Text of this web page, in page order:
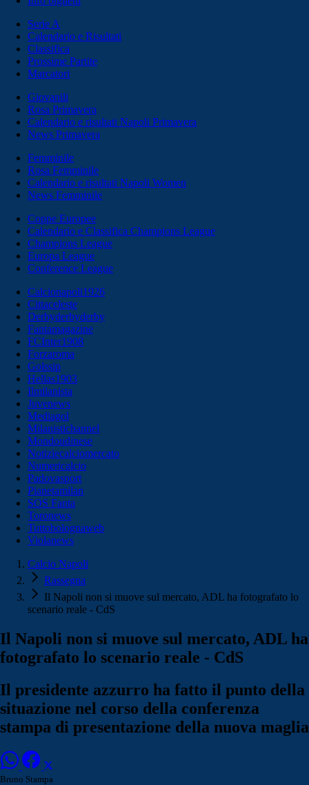
Serie A
Calendario e Risultati
Classifica
Prossime Partite
Marcatori
Giovanili
Rosa Primavera
Calendario e risultati Napoli Primavera
News Primavera
Femminile
Rosa Femminile
Calendario e risultati Napoli Women
News Femminile
Coppe Europee
Calendario e Classifica Champions League
Champions League
Europa League
Conference League
Calcionapoli1926
Cittaceleste
Derbyderbyderby
Fantamagazine
FCInter1908
Forzaroma
Golssip
Hellas1903
Ilmilanista
Juvenews
Mediagol
Milanistichannel
Mondoudinese
Notiziecalciomercato
Numericalcio
Padovasport
Pianetamilan
SOS Fanta
Toronews
Tuttobolognaweb
Violanews
Calcio Napoli
Rassegna
Il Napoli non si muove sul mercato, ADL ha fotografato lo
scenario reale - CdS
Il Napoli non si muove sul mercato, ADL ha
fotografato lo scenario reale - CdS
Il presidente azzurro ha fatto il punto della
situazione nel corso della conferenza
stampa di presentazione della nuova maglia
Bruno Stampa